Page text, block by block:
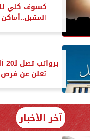
كسوف كلي
تعلن عن فرص
آخر الأخبار